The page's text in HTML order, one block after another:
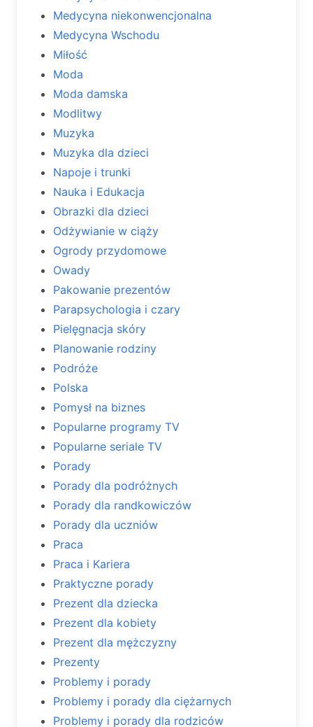
Medycyna niekonwencjonalna
Medycyna Wschodu
Miłość
Moda
Moda damska
Modlitwy
Muzyka
Muzyka dla dzieci
Napoje i trunki
Nauka i Edukacja
Obrazki dla dzieci
Odżywianie w ciąży
Ogrody przydomowe
Owady
Pakowanie prezentów
Parapsychologia i czary
Pielęgnacja skóry
Planowanie rodziny
Podróże
Polska
Pomysł na biznes
Popularne programy TV
Popularne seriale TV
Porady
Porady dla podróżnych
Porady dla randkowiczów
Porady dla uczniów
Praca
Praca i Kariera
Praktyczne porady
Prezent dla dziecka
Prezent dla kobiety
Prezent dla mężczyzny
Prezenty
Problemy i porady
Problemy i porady dla ciężarnych
Problemy i porady dla rodziców